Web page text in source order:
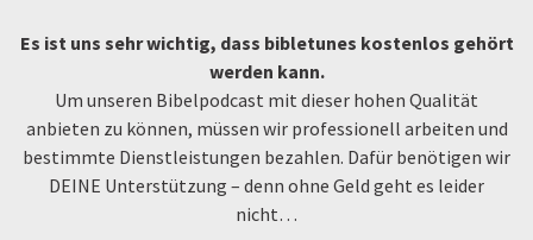
Es ist uns sehr wichtig, dass bibletunes kostenlos gehört
werden kann.
Um unseren Bibelpodcast mit dieser hohen Qualität
anbieten zu können, müssen wir professionell arbeiten und
bestimmte Dienstleistungen bezahlen. Dafür benötigen wir
DEINE Unterstützung – denn ohne Geld geht es leider
nicht…